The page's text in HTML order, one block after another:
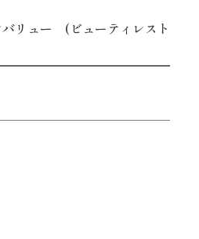
リュー (ビューティレスト